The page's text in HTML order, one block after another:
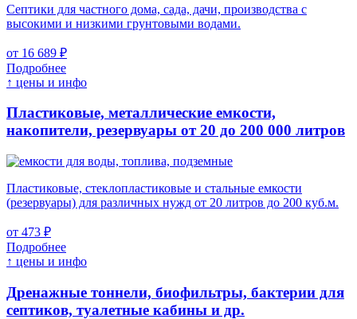
Септики для частного дома, сада, дачи, производства с
высокими и низкими грунтовыми водами.
от 16 689 ₽
Подробнее
↑ цены и инфо
Пластиковые, металлические емкости,
накопители, резервуары от 20 до 200 000 литров
Пластиковые, стеклопластиковые и стальные емкости
(резервуары) для различных нужд от 20 литров до 200 куб.м.
от 473 ₽
Подробнее
↑ цены и инфо
Дренажные тоннели, биофильтры, бактерии для
септиков, туалетные кабины и др.